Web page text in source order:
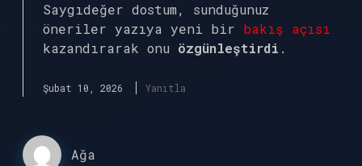
Saygıdeğer dostum, sunduğunuz
öneriler yazıya yeni bir bakış açısı
kazandırarak onu özgünleştirdi .
Şubat 10, 2026 Yanıtla
Ağa